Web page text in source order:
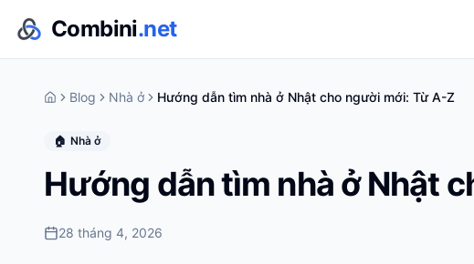
Combini.net
Blog Nhà ở Hướng dẫn tìm nhà ở Nhật cho người mới: Từ A-Z
🏠 Nhà ở
Hướng dẫn tìm nhà ở Nhật
28 tháng 4, 2026